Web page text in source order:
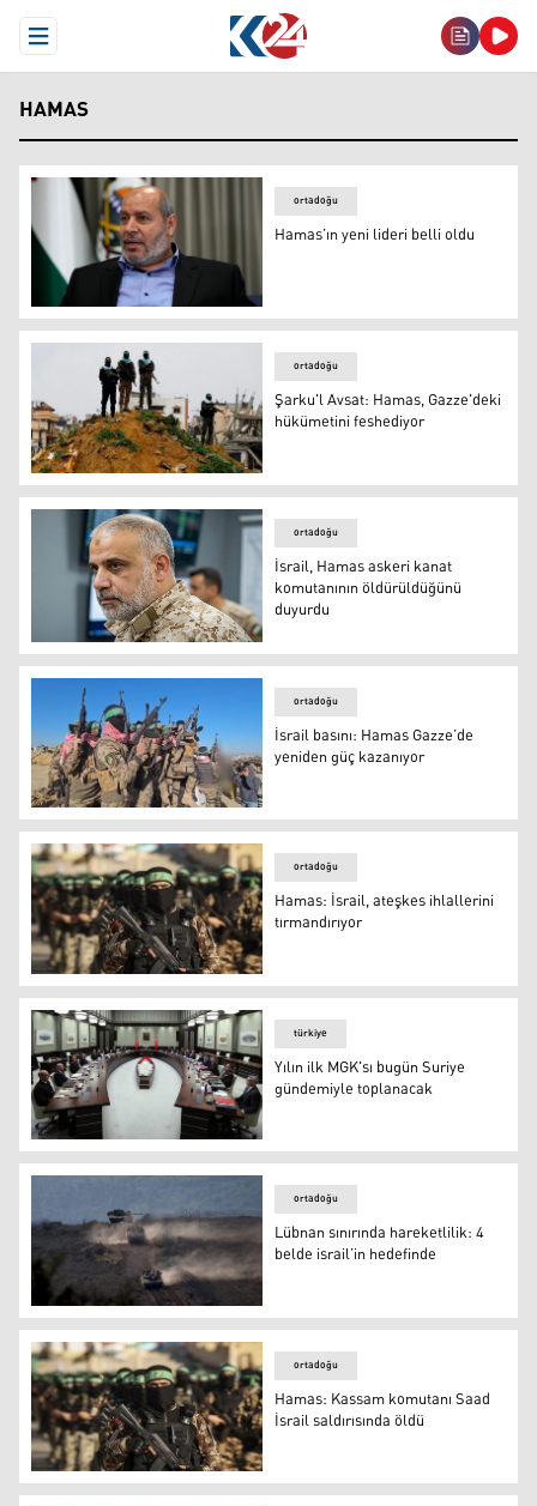
Open Menu
HAMAS
Halil el-Hayye
ortadoğu
Hamas’ın yeni lideri belli oldu
Şarku'l Avsat: Hamas, Gazze'deki hükümetini feshediyor
ortadoğu
Şarku'l Avsat: Hamas, Gazze'deki
hükümetini feshediyor
İsrail, Hamas askeri kanat komutanının öldürüldüğünü
ortadoğu
İsrail, Hamas askeri kanat
komutanının öldürüldüğünü
duyurdu
İsrail basını: Hamas Gazze’de yeniden güç kazanıyor
ortadoğu
İsrail basını: Hamas Gazze’de
yeniden güç kazanıyor
Hamas: İsrail, ateşkes ihlallerini tırmandırıyor
ortadoğu
Hamas: İsrail, ateşkes ihlallerini
tırmandırıyor
MGK toplantısı- Arşiv
türkiye
Yılın ilk MGK'sı bugün Suriye
gündemiyle toplanacak
Lübnan sınırında hareketlilik: 4 belde israil’in hedefinde
ortadoğu
Lübnan sınırında hareketlilik: 4
belde israil’in hedefinde
Hamas: Kassam komutanı Saad İsrail saldırısında öldü
ortadoğu
Hamas: Kassam komutanı Saad
İsrail saldırısında öldü